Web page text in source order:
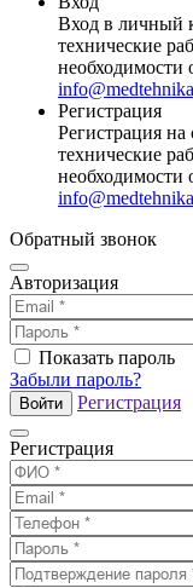
Вход в личный
технические
необходимости
Регистрация
Регистрация на
технические
необходимости
Обратный звонок
Авторизация
Показать пароль
Забыли пароль?
Войти Регистрация
Регистрация